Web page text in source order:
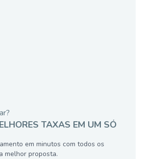
TAXAS EM UM SÓ
em minutos com todos os
melhor proposta.